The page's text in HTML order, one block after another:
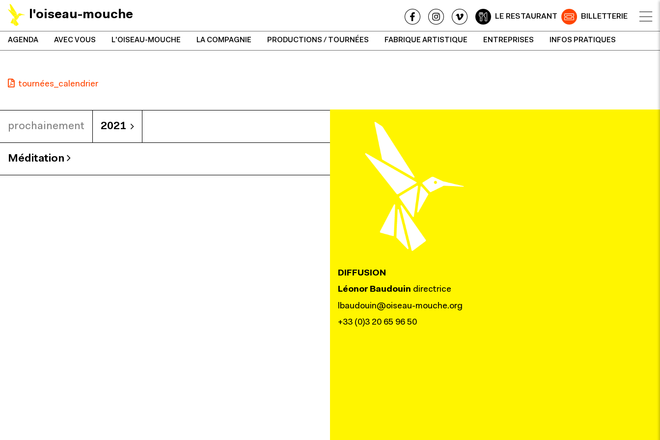
l'oiseau-mouche LE RESTAURANT BILLETTERIE
AGENDA AVEC VOUS L'OISEAU-MOUCHE LA COMPAGNIE PRODUCTIONS / TOURNÉES FABRIQUE ARTISTIQUE ENTREPRISES INFOS PRATIQUES
tournées_calendrier
prochainement 2021
Méditation
DIFFUSION
Léonor Baudouin directrice
lbaudouin@oiseau-mouche.org
+33 (0)3 20 65 96 50